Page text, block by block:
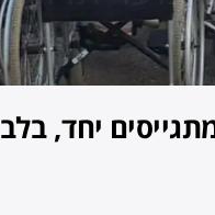
יחד, בלב